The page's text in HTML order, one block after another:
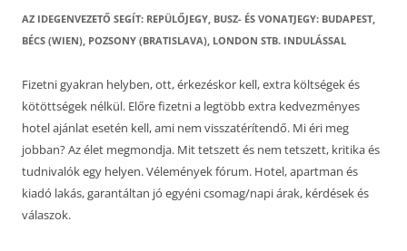
AZ IDEGENVEZETŐ SEGÍT: REPÜLŐJEGY, BUSZ- ÉS VONATJEGY: BUDAPEST,
BÉCS (WIEN), POZSONY (BRATISLAVA), LONDON STB. INDULÁSSAL
Fizetni gyakran helyben, ott, érkezéskor kell, extra költségek és
kötöttségek nélkül. Előre fizetni a legtöbb extra kedvezményes
hotel ajánlat esetén kell, ami nem visszatérítendő. Mi éri meg
jobban? Az élet megmondja. Mit tetszett és nem tetszett, kritika és
tudnivalók egy helyen. Vélemények fórum. Hotel, apartman és
kiadó lakás, garantáltan jó egyéni csomag/napi árak, kérdések és
válaszok.